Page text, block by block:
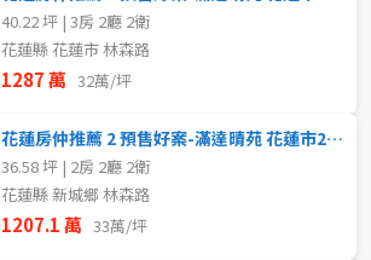
40.22 坪 | 3房 2廳 2衛
花蓮縣 花蓮市 林森路
1287 萬 32萬/坪
花蓮房仲推薦 2 預售好案-滿達晴苑 花蓮市2~3房2B
36.58 坪 | 2房 2廳 2衛
花蓮縣 新城鄉 林森路
1207.1 萬 33萬/坪